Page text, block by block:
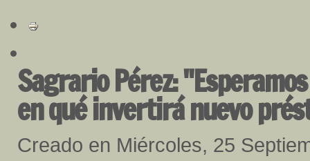
Sagrario Pérez:
en qué invertirá nuevo
Creado en Miércoles, 25